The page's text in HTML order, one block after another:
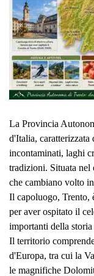
La Provincia
d'Italia, caratterizzata
incontaminati, laghi
tradizioni. Situata nel
che cambiano volto
Il capoluogo, Trento,
per aver ospitato il
importanti della
Il territorio
d'Europa, tra cui la
le magnifiche